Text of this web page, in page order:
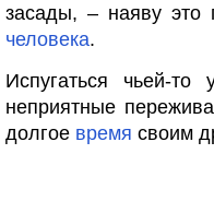
засады, – наяву это
человека.
Испугаться чьей-
неприятные
долгое время своим